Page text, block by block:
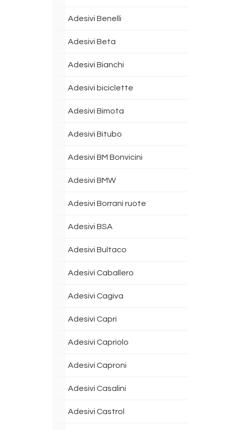
Adesivi Benelli
Adesivi Beta
Adesivi Bianchi
Adesivi biciclette
Adesivi Bimota
Adesivi Bitubo
Adesivi BM Bonvicini
Adesivi BMW
Adesivi Borrani ruote
Adesivi BSA
Adesivi Bultaco
Adesivi Caballero
Adesivi Cagiva
Adesivi Capri
Adesivi Capriolo
Adesivi Caproni
Adesivi Casalini
Adesivi Castrol